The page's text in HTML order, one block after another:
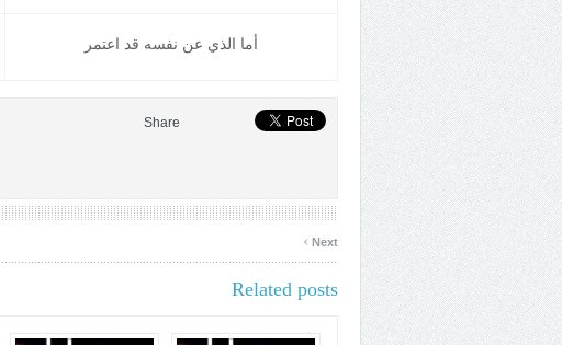
أما الذي عن نفسه قد اعتمر
Share
Next
›
Related posts